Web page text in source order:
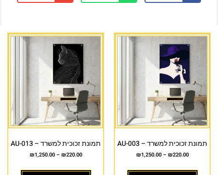
תמונת זכוכית למשרד – AU-003
₪220.00
–
₪1,250.00
תמונת זכוכית למשרד – AU-013
₪220.00
–
₪1,250.00